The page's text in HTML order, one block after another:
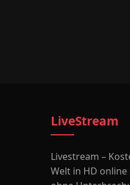
LiveStream
Livestream –
Welt in HD